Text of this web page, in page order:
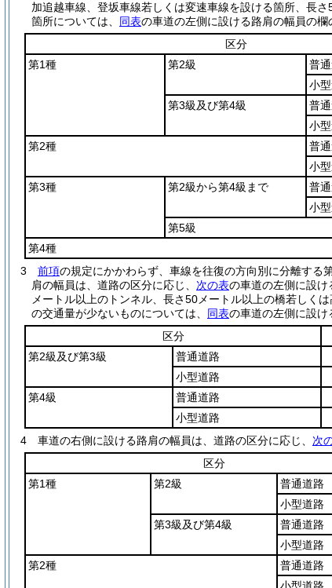
加追越車線、登坂車線若しくは変速車線を設ける箇所、長
箇所については、 同表の車道の左側に設ける路肩の幅員の欄
区分
第1種
第2級 普
小
第3級及び第4級
普
小
第2種
普
小
第3種
第2級から第4級まで 普
小
第5級
第4種
3
前項の規定にかかわらず、車線を往復の方向別に分離する
肩の幅員は、道路の区分に応じ、 次の表の車道の左側に設け
メートル以上のトンネル、長さ50メートル以上の橋若しく
の交通量が少ないものについては、 同表の車道の左側に設け
区分
第2級及び第3級
普通道路
小型道路
第4級
普通道路
小型道路
4
車道の右側に設ける路肩の幅員は、道路の区分に応じ、 次
区分
第1種
第2級 普通道路
小型道路
第3級及び第4級
普通道路
小型道路
第2種
普通道路